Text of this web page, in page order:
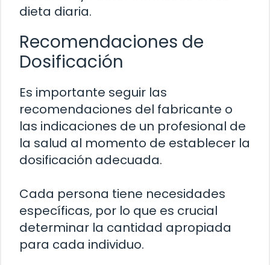
dieta diaria.
Recomendaciones de
Dosificación
Es importante seguir las
recomendaciones del fabricante o
las indicaciones de un profesional de
la salud al momento de establecer la
dosificación adecuada.
Cada persona tiene necesidades
específicas, por lo que es crucial
determinar la cantidad apropiada
para cada individuo.